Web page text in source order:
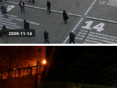
2009-11-14